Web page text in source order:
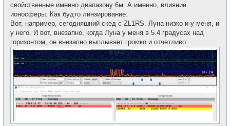
свойственные именно диапазону 6м. А именно, влияние
ионосферы. Как будто линзирование.
Вот, например, сегодняшний скед с ZL1RS. Луна низко и у меня, и
у него. И вот, внезапно, когда Луна у меня в 5.4 градусах над
горизонтом, он внезапно выплывает громко и отчетливо: